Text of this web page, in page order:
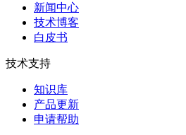
新闻中心
技术博客
白皮书
技术支持
知识库
产品更新
申请帮助